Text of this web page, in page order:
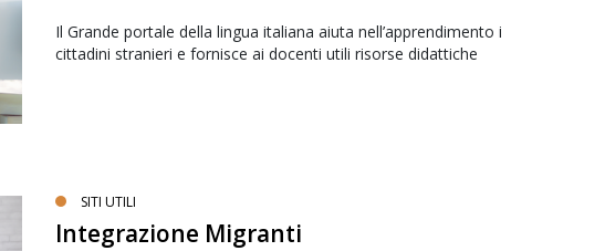
Il Grande portale della lingua italiana aiuta nell’apprendimento i
cittadini stranieri e fornisce ai docenti utili risorse didattiche
SITI UTILI
Integrazione Migranti